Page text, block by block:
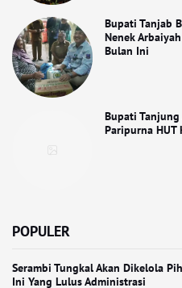
Bupati Tanjab
Nenek
Bulan Ini
Bupati
Paripurna HUT
POPULER
Serambi Tungkal Akan Dikelola
Ini Yang Lulus Administrasi